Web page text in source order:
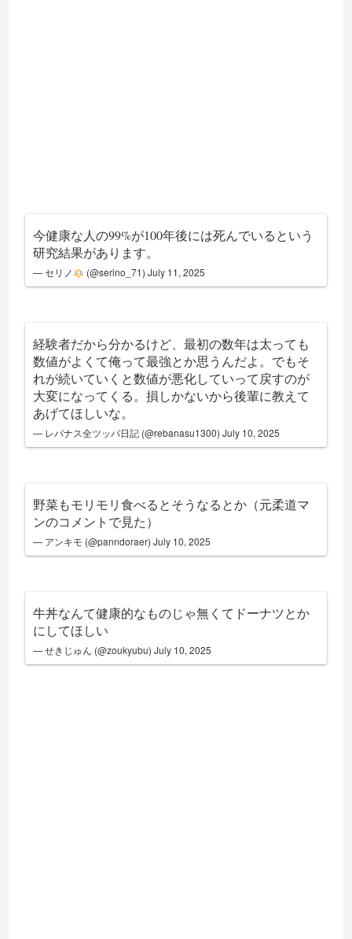
今健康な人の99%が100年後には死んでいるという
研究結果があります。
— セリノ (@serino_71) July 11, 2025
経験者だから分かるけど、最初の数年は太っても
数値がよくて俺って最強とか思うんだよ。でもそ
れが続いていくと数値が悪化していって戻すのが
大変になってくる。損しかないから後輩に教えて
あげてほしいな。
— レバナス全ツッパ日記 (@rebanasu1300)July 10, 2025
野菜もモリモリ食べるとそうなるとか（元柔道マ
ンのコメントで見た）
— アンキモ (@panndoraer)July 10, 2025
牛丼なんて健康的なものじゃ無くてドーナツとか
にしてほしい
— せきじゅん (@zoukyubu)July 10, 2025